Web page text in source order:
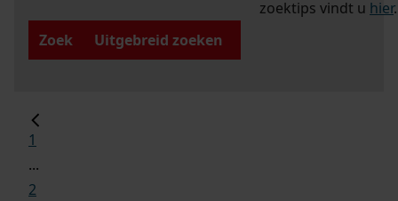
zoektips vindt u hier.
Zoek
Uitgebreid zoeken
1
...
2